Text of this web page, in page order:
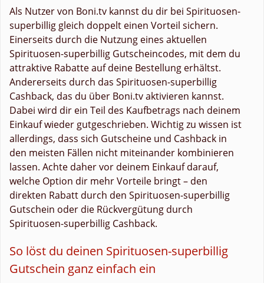
Als Nutzer von Boni.tv kannst du dir bei Spirituosen-
superbillig gleich doppelt einen Vorteil sichern.
Einerseits durch die Nutzung eines aktuellen
Spirituosen-superbillig Gutscheincodes, mit dem du
attraktive Rabatte auf deine Bestellung erhältst.
Andererseits durch das Spirituosen-superbillig
Cashback, das du über Boni.tv aktivieren kannst.
Dabei wird dir ein Teil des Kaufbetrags nach deinem
Einkauf wieder gutgeschrieben. Wichtig zu wissen ist
allerdings, dass sich Gutscheine und Cashback in
den meisten Fällen nicht miteinander kombinieren
lassen. Achte daher vor deinem Einkauf darauf,
welche Option dir mehr Vorteile bringt – den
direkten Rabatt durch den Spirituosen-superbillig
Gutschein oder die Rückvergütung durch
Spirituosen-superbillig Cashback.
So löst du deinen Spirituosen-superbillig
Gutschein ganz einfach ein